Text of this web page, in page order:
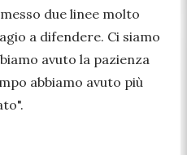
due linee molto
a difendere. Ci siamo
avuto la pazienza
abbiamo avuto più